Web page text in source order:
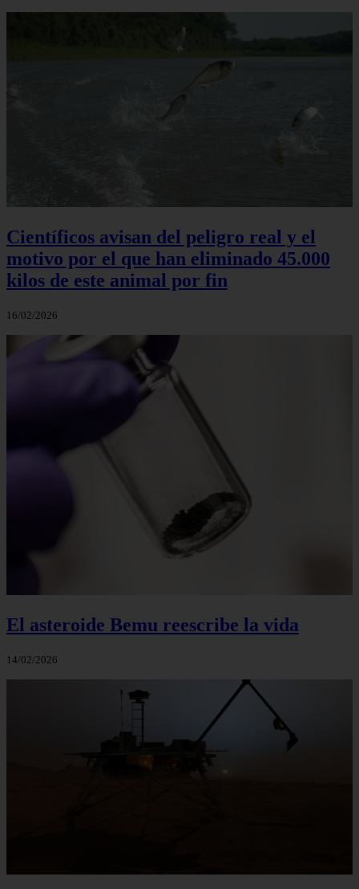
Científicos avisan del peligro real y el
motivo por el que han eliminado 45.000
kilos de este animal por fin
16/02/2026
El asteroide Bemu reescribe la vida
14/02/2026